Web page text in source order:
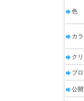
色
カ
ク
ブ
公開